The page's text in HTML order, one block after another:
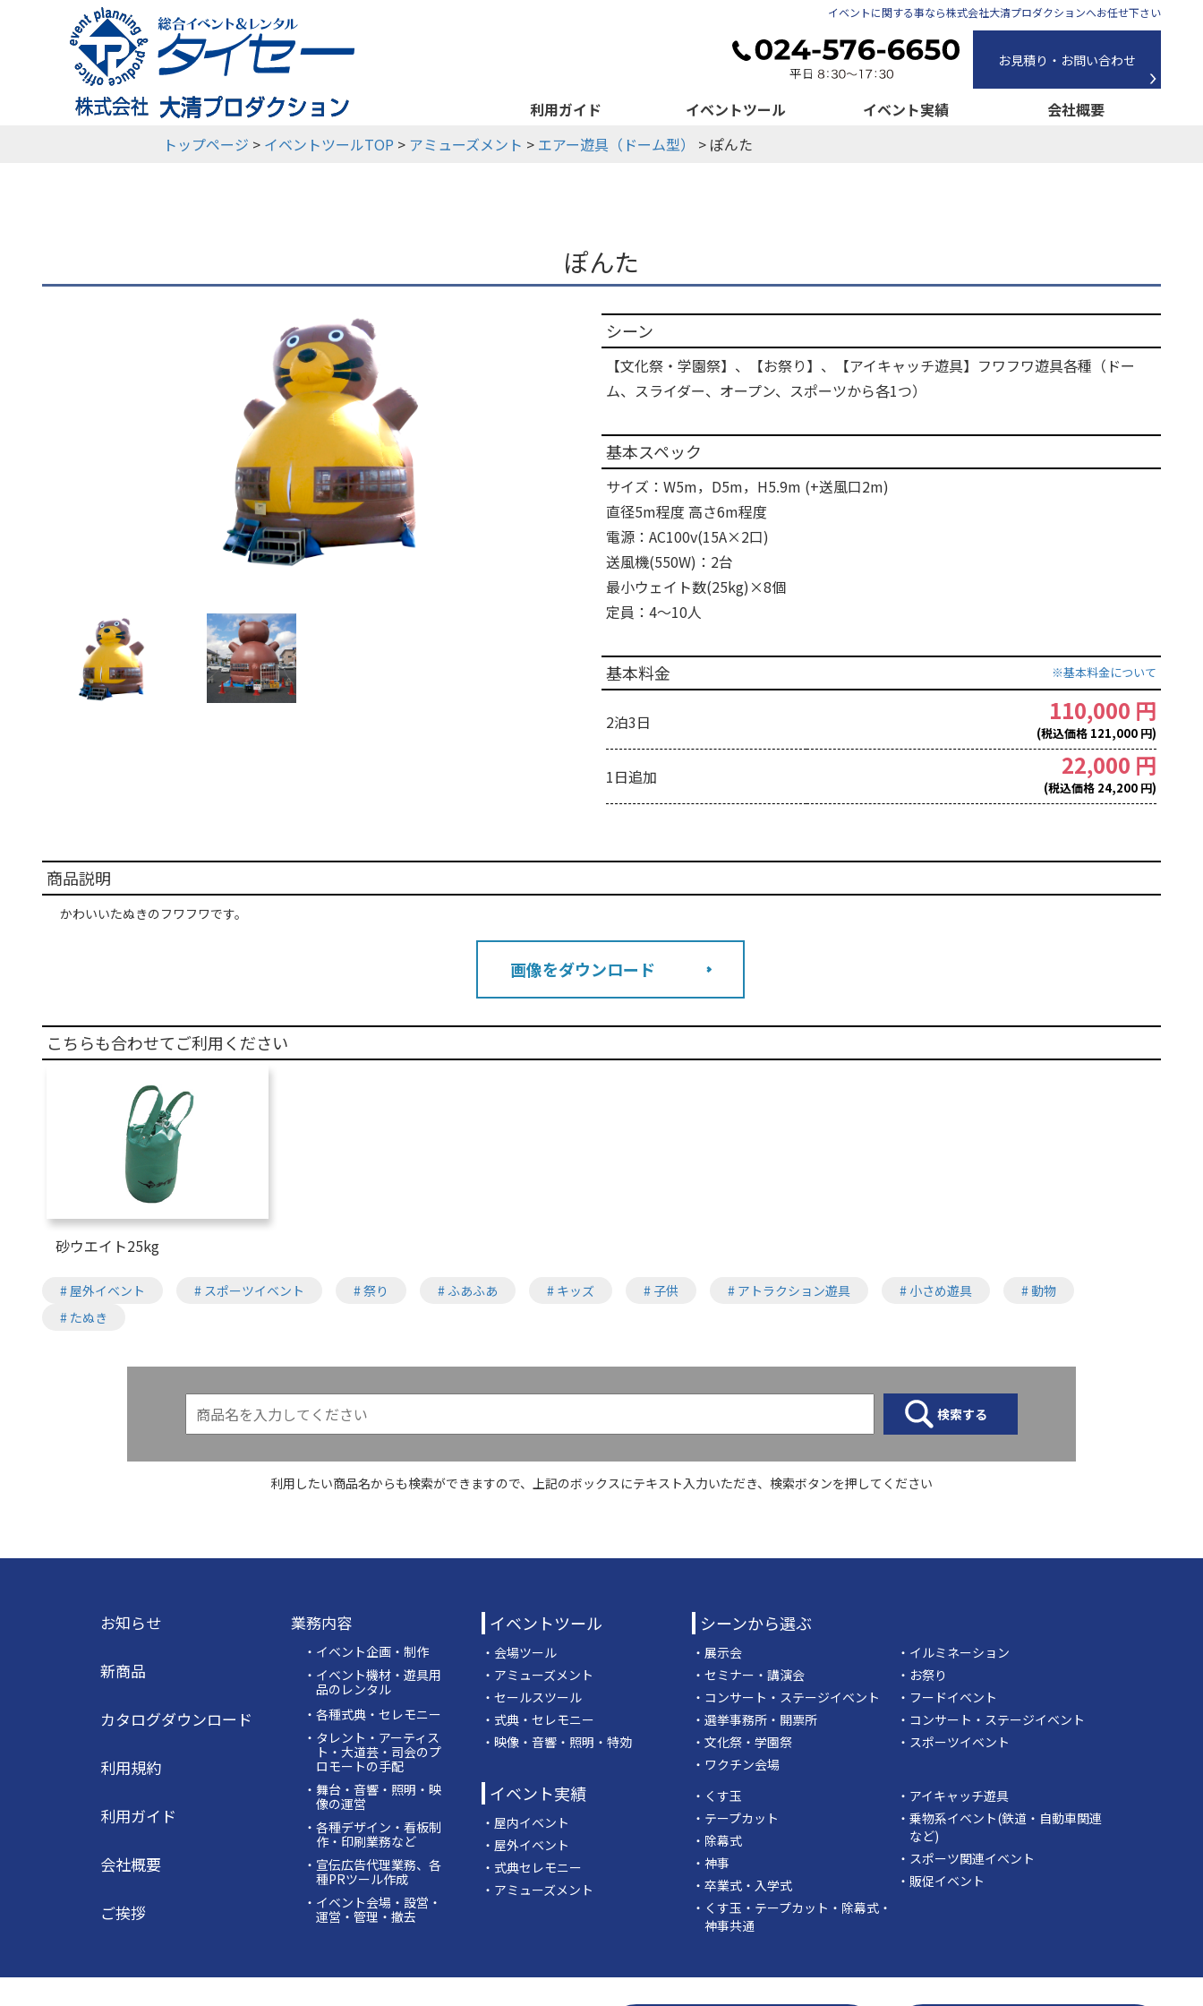
利用ガイド
イベントツール
イベント実績
イベントに関する事なら株式会社大清プロダクションへお任せ下さい
お見積り・お問い合わせ
利用ガイド イベントツール イベント実績
会社概要
トップページ > イベントツールTOP > アミューズメント > エアー遊具（ドーム型） > ぽんた
ぽんた
シーン
【文化祭・学園祭】、【お祭り】、【アイキャッチ遊具】フワフワ遊具各種（ドー
ム、スライダー、オープン、スポーツから各1つ）
基本スペック
サイズ：W5m，D5m，H5.9m (+送風口2m)
直径5m程度 高さ6m程度
電源：AC100v(15A×2口)
送風機(550W)：2台
最小ウェイト数(25kg)×8個
定員：4～10人
基本料金 ※基本料金について
2泊3日 110,000 円
(税込価格 121,000 円)
1日追加 22,000 円
(税込価格 24,200 円)
商品説明
かわいいたぬきのフワフワです。
画像をダウンロード
こちらも合わせてご利用ください
砂ウエイト25kg
# 屋外イベント # スポーツイベント # 祭り # ふあふあ # キッズ # 子供 # アトラクション遊具 # 小さめ遊具
# 動物
# たぬき
利用したい商品名からも検索ができますので、上記のボックスにテキスト入力いただき、検索ボタンを押してください
お知らせ
新商品
カタログダウンロード
利用規約
利用ガイド
会社概要
ご挨拶
業務内容
・イベント企画・制作
・イベント機材・遊具用
品のレンタル
・各種式典・セレモニー
・タレント・アーティス
ト・大道芸・司会のプ
ロモートの手配
・舞台・音響・照明・映
像の運営
・各種デザイン・看板制
作・印刷業務など
・宣伝広告代理業務、各
種PRツール作成
・イベント会場・設営・
運営・管理・撤去
イベントツール
・会場ツール
・アミューズメント
・セールスツール
・式典・セレモニー
・映像・音響・照明・特効
イベント実績
・屋内イベント
・屋外イベント
・式典セレモニー
・アミューズメント
シーンから選ぶ
・展示会
・セミナー・講演会
・コンサート・ステージイベント
・選挙事務所・開票所
・文化祭・学園祭
・ワクチン会場
・イルミネーション
・お祭り
・フードイベント
・コンサート・ステージイベント
・スポーツイベント
・くす玉
・テープカット
・除幕式
・神事
・卒業式・入学式
・くす玉・テープカット・除幕式・
神事共通
・アイキャッチ遊具
・乗物系イベント(鉄道・自動車関連
など)
・スポーツ関連イベント
・販促イベント